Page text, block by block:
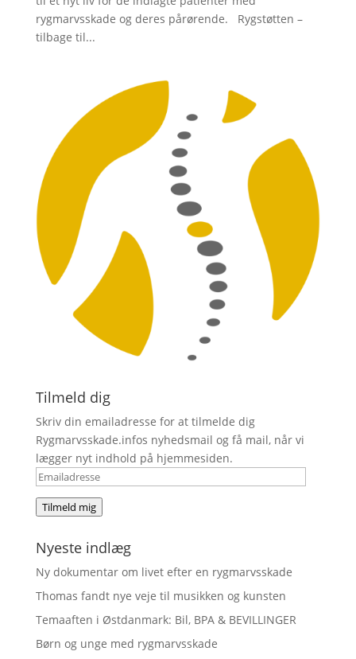
rygmarvsskade og deres pårørende. Rygstøtten –
tilbage til...
Tilmeld dig
Skriv din emailadresse for at tilmelde dig
Rygmarvsskade.infos nyhedsmail og få mail, når vi
lægger nyt indhold på hjemmesiden.
Emailadresse
Tilmeld mig
Nyeste indlæg
Ny dokumentar om livet efter en rygmarvsskade
Thomas fandt nye veje til musikken og kunsten
Temaaften i Østdanmark: Bil, BPA & BEVILLINGER
Børn og unge med rygmarvsskade